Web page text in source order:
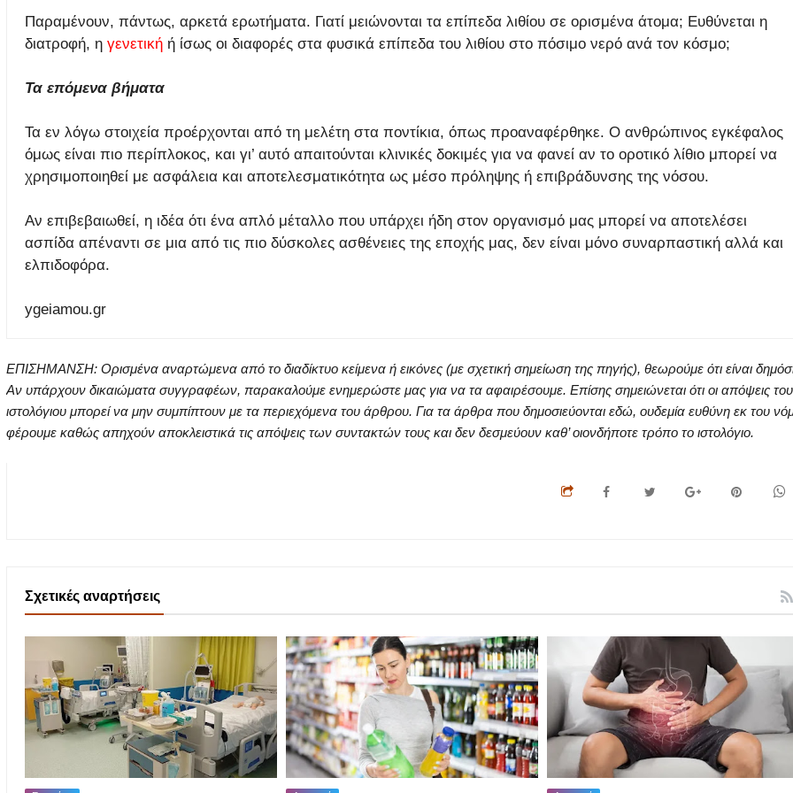
Παραμένουν, πάντως, αρκετά ερωτήματα. Γιατί μειώνονται τα επίπεδα λιθίου σε ορισμένα άτομα; Ευθύνεται η
διατροφή, η γενετικήή ίσως οι διαφορές στα φυσικά επίπεδα του λιθίου στο πόσιμο νερό ανά τον κόσμο;
Τα επόμενα βήματα
Τα εν λόγω στοιχεία προέρχονται από τη μελέτη στα ποντίκια, όπως προαναφέρθηκε. Ο ανθρώπινος εγκέφαλος
όμως είναι πιο περίπλοκος, και γι’ αυτό απαιτούνται κλινικές δοκιμές για να φανεί αν το οροτικό λίθιο μπορεί να
χρησιμοποιηθεί με ασφάλεια και αποτελεσματικότητα ως μέσο πρόληψης ή επιβράδυνσης της νόσου.
Αν επιβεβαιωθεί, η ιδέα ότι ένα απλό μέταλλο που υπάρχει ήδη στον οργανισμό μας μπορεί να αποτελέσει
ασπίδα απέναντι σε μια από τις πιο δύσκολες ασθένειες της εποχής μας, δεν είναι μόνο συναρπαστική αλλά και
ελπιδοφόρα.
ygeiamou.gr
ΕΠΙΣΗΜΑΝΣΗ: Ορισμένα αναρτώμενα από το διαδίκτυο κείμενα ή εικόνες (με σχετική σημείωση της πηγής), θεωρούμε ότι είναι
Αν υπάρχουν δικαιώματα συγγραφέων, παρακαλούμε ενημερώστε μας για να τα αφαιρέσουμε. Επίσης σημειώνεται ότι οι απόψεις του
ιστολόγιου μπορεί να μην συμπίπτουν με τα περιεχόμενα του άρθρου. Για τα άρθρα που δημοσιεύονται εδώ, ουδεμία ευθύνη εκ του
φέρουμε καθώς απηχούν αποκλειστικά τις απόψεις των συντακτών τους και δεν δεσμεύουν καθ’ οιονδήποτε τρόπο το ιστολόγιο.
Σχετικές αναρτήσεις